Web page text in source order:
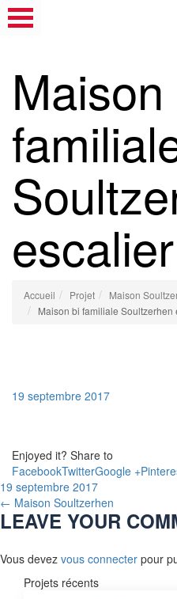
Maison
escalier
Accueil Projet
Maison
Maison bi familiale Soultzerhen
19 septembre 2017
Enjoyed it? Share to
FacebookTwitterGoogle +
19 septembre 2017
← Maison Soultzerhen
LEAVE YOUR
Vous devez vous connecter pour
Projets récents